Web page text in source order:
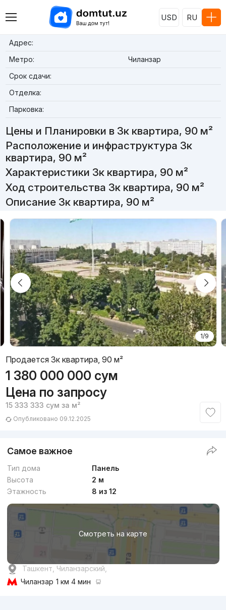
USD RU
Адрес:
Метро:
Чиланзар
Срок сдачи:
Отделка:
Парковка:
Цены и Планировки в 3к квартира, 90 м²
Расположение и инфраструктура 3к
квартира, 90 м²
Характеристики 3к квартира, 90 м²
Ход строительства 3к квартира, 90 м²
Описание 3к квартира, 90 м²
1/9
Продается 3к квартира, 90 м²
1 380 000 000 сум
Цена по запросу
15 333 333 сум за м²
Опубликовано 09.12.2025
Самое важное
Тип дома
Панель
Высота
2 м
Этажность
8 из 12
Смотреть на карте
Ташкент, Чиланзарский,
Чиланзар 1 км 4 мин